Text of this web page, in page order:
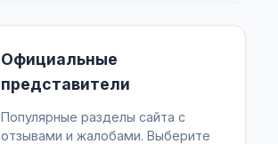
Официальные
представители
Популярные разделы сайта с
отзывами и жалобами. Выберите